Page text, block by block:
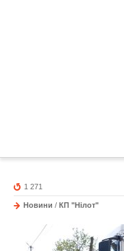
1 271
Новини / КП "Нілот"